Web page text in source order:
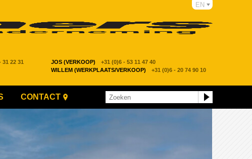
31 22 31 JOS (VERKOOP)
+31 (0)6 - 53 11 47 40
WILLEM (WERKPLAATS/VERKOOP) +31 (0)6 - 20 74 90 10
EN
CONTACT